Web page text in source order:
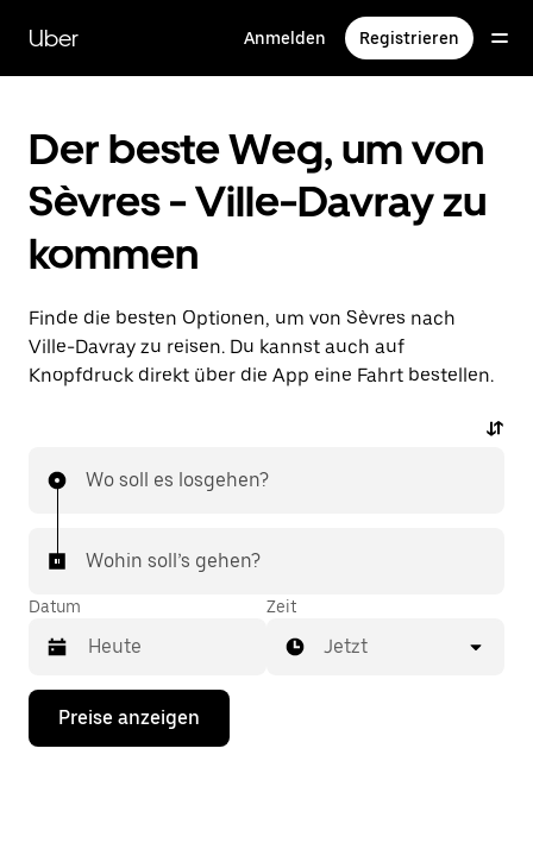
zum
Hauptinhalt
Uber Anmelden Registrieren
Der beste Weg, um von
Sèvres - Ville-Davray zu
kommen
Finde die besten Optionen, um von Sèvres nach
Ville-Davray zu reisen. Du kannst auch auf
Knopfdruck direkt über die App eine Fahrt bestellen.
Wo soll es losgehen?
Wohin soll’s gehen?
Datum
Drücke
Nach-
Zeit
Jetzt
Preise anzeigen